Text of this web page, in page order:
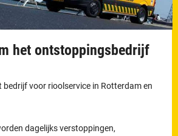
het ontstoppingsbedrijf
bedrijf voor rioolservice in Rotterdam en
dagelijks verstoppingen,